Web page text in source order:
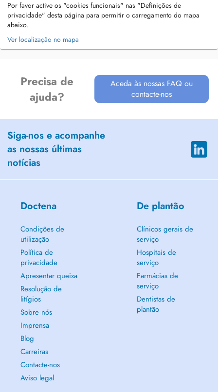
Por favor active os "cookies funcionais" nas "Definições de
privacidade" desta página para permitir o carregamento do mapa
abaixo.
Ver localização no mapa
Precisa de
ajuda?
Aceda às nossas FAQ ou
contacte-nos
Siga-nos e acompanhe
as nossas últimas
notícias
Doctena
Condições de
utilização
Política de
privacidade
Apresentar queixa
Resolução de
litígios
Sobre nós
Imprensa
Blog
Carreiras
Contacte-nos
Aviso legal
De plantão
Clínicos gerais de
serviço
Hospitais de
serviço
Farmácias de
serviço
Dentistas de
plantão